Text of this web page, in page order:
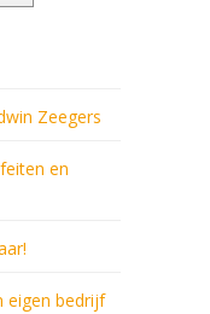
Zeegers
en
eigen bedrijf